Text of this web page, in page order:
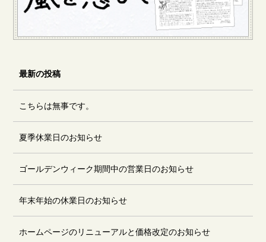
最新の投稿
こちらは無事です。
夏季休業日のお知らせ
ゴールデンウィーク期間中の営業日のお知らせ
年末年始の休業日のお知らせ
ホームページのリニューアルと価格改定のお知らせ